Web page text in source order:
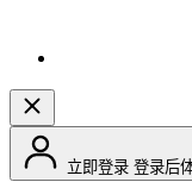
立即登录 登录后